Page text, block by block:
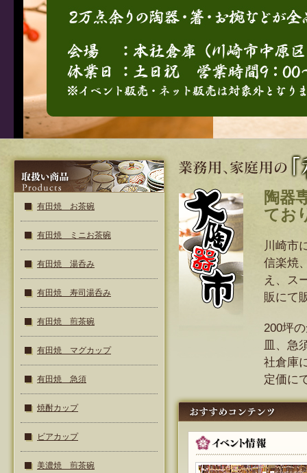
陶器
てお
川崎市
信楽焼
え、ス
販にて
200坪
皿、急
社倉庫
定価に
有田焼 お茶碗
有田焼 ミニお茶碗
有田焼 湯呑み
有田焼 寿司湯呑み
有田焼 煎茶碗
有田焼 マグカップ
有田焼 急須
焼酎カップ
ビアカップ
美濃焼 煎茶碗